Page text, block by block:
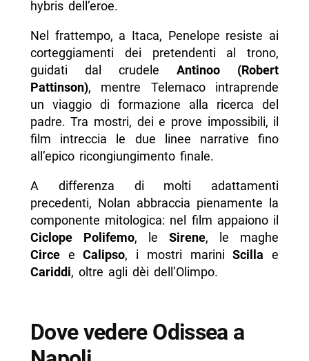
hybris dell’eroe.
Nel frattempo, a Itaca, Penelope resiste ai
corteggiamenti dei pretendenti al trono,
guidati dal crudeleAntinoo (Robert
Pattinson), mentre Telemaco intraprende
un viaggio di formazione alla ricerca del
padre. Tra mostri, dei e prove impossibili, il
film intreccia le due linee narrative fino
all’epico ricongiungimento finale.
A differenza di molti adattamenti
precedenti, Nolan abbraccia pienamente la
componente mitologica: nel film appaiono il
Ciclope Polifemo, leSirene, le maghe
CirceeCalipso, i mostri mariniScilla e
Cariddi, oltre agli dèi dell’Olimpo.
Dove vedere Odissea a